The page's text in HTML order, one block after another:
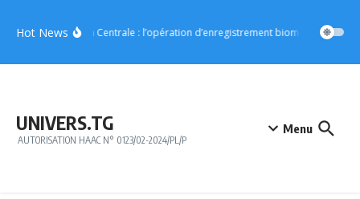
Hot NewsRégion Centrale : l’opération d’enregistrement biométrique
UNIVERS.TG
AUTORISATION HAAC N° 0123/02-2024/PL/P
Menu